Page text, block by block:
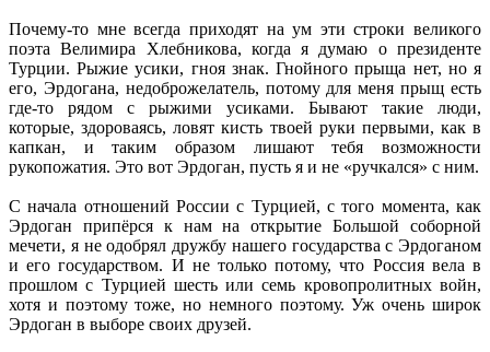
Почему-то мне всегда приходят на ум эти строки великого
поэта Велимира Хлебникова, когда я думаю о президенте
Турции. Рыжие усики, гноя знак. Гнойного прыща нет, но я
его, Эрдогана, недоброжелатель, потому для меня прыщ есть
где-то рядом с рыжими усиками. Бывают такие люди,
которые, здороваясь, ловят кисть твоей руки первыми, как в
капкан, и таким образом лишают тебя возможности
рукопожатия. Это вот Эрдоган, пусть я и не «ручкался» с ним.
С начала отношений России с Турцией, с того момента, как
Эрдоган припёрся к нам на открытие Большой соборной
мечети, я не одобрял дружбу нашего государства с Эрдоганом
и его государством. И не только потому, что Россия вела в
прошлом с Турцией шесть или семь кровопролитных войн,
хотя и поэтому тоже, но немного поэтому. Уж очень широк
Эрдоган в выборе своих друзей.